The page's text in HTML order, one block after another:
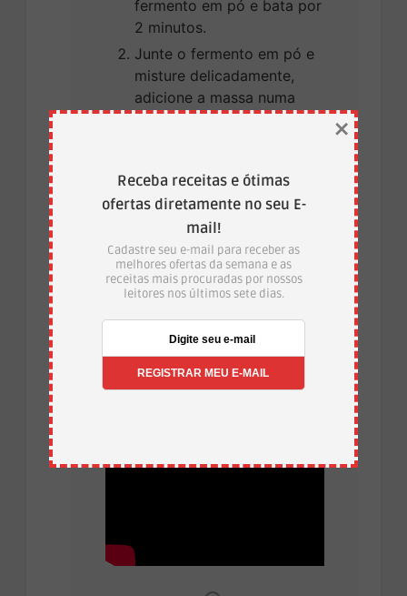
fermento em pó e bata por
2 minutos.
Junte o fermento em pó e
misture delicadamente,
adicione a massa numa
forma untada com
aquecido por 35 minutos.
Receba receitas e ótimas
ofertas diretamente no seu E-
mail!
Cadastre seu e-mail para receber as
melhores ofertas da semana e as
receitas mais procuradas por nossos
leitores nos últimos sete dias.
×